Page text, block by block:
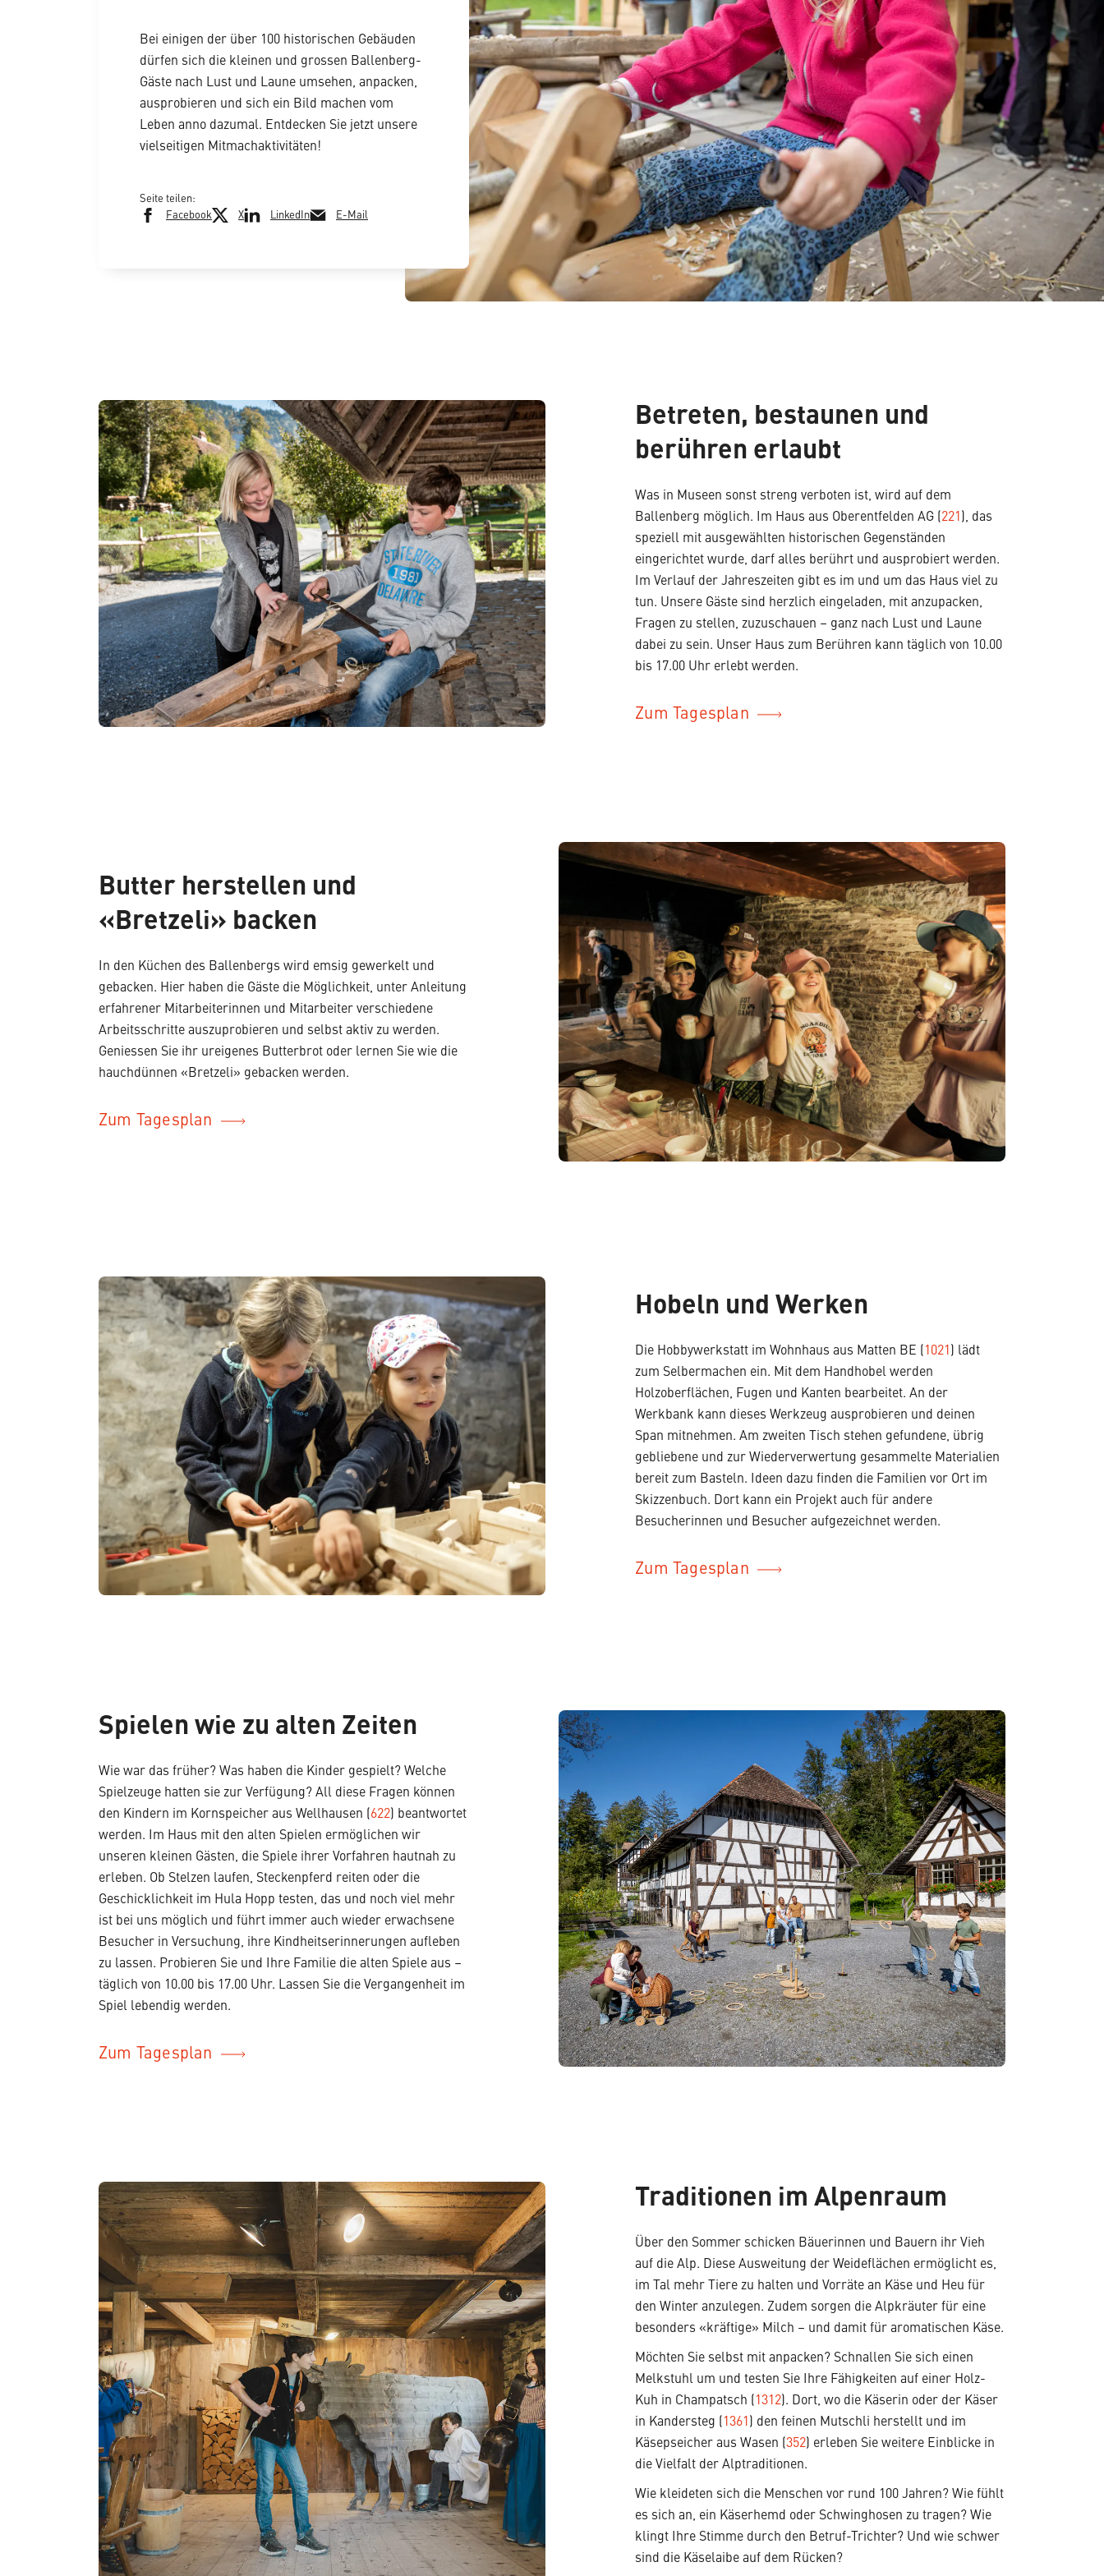
Bei einigen der über 100 historischen Gebäuden
dürfen sich die kleinen und grossen Ballenberg-
Gäste nach Lust und Laune umsehen, anpacken,
ausprobieren und sich ein Bild machen vom
Leben anno dazumal. Entdecken Sie jetzt unsere
vielseitigen Mitmachaktivitäten!
Seite teilen:
Facebook
X LinkedIn E-Mail
Betreten, bestaunen und
berühren erlaubt
Was in Museen sonst streng verboten ist, wird auf dem
Ballenberg möglich. Im Haus aus Oberentfelden AG (221), das
speziell mit ausgewählten historischen Gegenständen
eingerichtet wurde, darf alles berührt und ausprobiert werden.
Im Verlauf der Jahreszeiten gibt es im und um das Haus viel zu
tun. Unsere Gäste sind herzlich eingeladen, mit anzupacken,
Fragen zu stellen, zuzuschauen – ganz nach Lust und Laune
dabei zu sein. Unser Haus zum Berühren kann täglich von 10.00
bis 17.00 Uhr erlebt werden.
Zum Tagesplan
Butter herstellen und
«Bretzeli» backen
In den Küchen des Ballenbergs wird emsig gewerkelt und
gebacken. Hier haben die Gäste die Möglichkeit, unter Anleitung
erfahrener Mitarbeiterinnen und Mitarbeiter verschiedene
Arbeitsschritte auszuprobieren und selbst aktiv zu werden.
Geniessen Sie ihr ureigenes Butterbrot oder lernen Sie wie die
hauchdünnen «Bretzeli» gebacken werden.
Zum Tagesplan
Hobeln und Werken
Die Hobbywerkstatt im Wohnhaus aus Matten BE (1021) lädt
zum Selbermachen ein. Mit dem Handhobel werden
Holzoberflächen, Fugen und Kanten bearbeitet. An der
Werkbank kann dieses Werkzeug ausprobieren und deinen
Span mitnehmen. Am zweiten Tisch stehen gefundene, übrig
gebliebene und zur Wiederverwertung gesammelte Materialien
bereit zum Basteln. Ideen dazu finden die Familien vor Ort im
Skizzenbuch. Dort kann ein Projekt auch für andere
Besucherinnen und Besucher aufgezeichnet werden.
Zum Tagesplan
Spielen wie zu alten Zeiten
Wie war das früher? Was haben die Kinder gespielt? Welche
Spielzeuge hatten sie zur Verfügung? All diese Fragen können
den Kindern im Kornspeicher aus Wellhausen (622) beantwortet
werden. Im Haus mit den alten Spielen ermöglichen wir
unseren kleinen Gästen, die Spiele ihrer Vorfahren hautnah zu
erleben. Ob Stelzen laufen, Steckenpferd reiten oder die
Geschicklichkeit im Hula Hopp testen, das und noch viel mehr
ist bei uns möglich und führt immer auch wieder erwachsene
Besucher in Versuchung, ihre Kindheitserinnerungen aufleben
zu lassen. Probieren Sie und Ihre Familie die alten Spiele aus –
täglich von 10.00 bis 17.00 Uhr. Lassen Sie die Vergangenheit im
Spiel lebendig werden.
Zum Tagesplan
Traditionen im Alpenraum
Über den Sommer schicken Bäuerinnen und Bauern ihr Vieh
auf die Alp. Diese Ausweitung der Weideflächen ermöglicht es,
im Tal mehr Tiere zu halten und Vorräte an Käse und Heu für
den Winter anzulegen. Zudem sorgen die Alpkräuter für eine
besonders «kräftige» Milch – und damit für aromatischen Käse.
Möchten Sie selbst mit anpacken? Schnallen Sie sich einen
Melkstuhl um und testen Sie Ihre Fähigkeiten auf einer Holz-
Kuh in Champatsch (1312). Dort, wo die Käserin oder der Käser
in Kandersteg (1361) den feinen Mutschli herstellt und im
Käsepseicher aus Wasen (352) erleben Sie weitere Einblicke in
die Vielfalt der Alptraditionen.
Wie kleideten sich die Menschen vor rund 100 Jahren? Wie fühlt
es sich an, ein Käserhemd oder Schwinghosen zu tragen? Wie
klingt Ihre Stimme durch den Betruf-Trichter? Und wie schwer
sind die Käselaibe auf dem Rücken?